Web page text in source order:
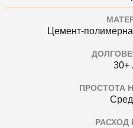
Цемент-
30+
ПРОСТОТА
РАСХОД